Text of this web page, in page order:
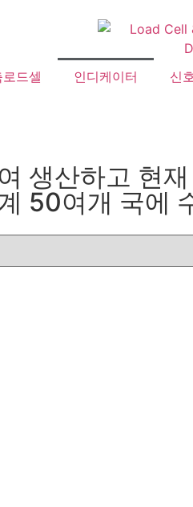
로드셀 인디케이터 신
생산하고 현
50여개 국에